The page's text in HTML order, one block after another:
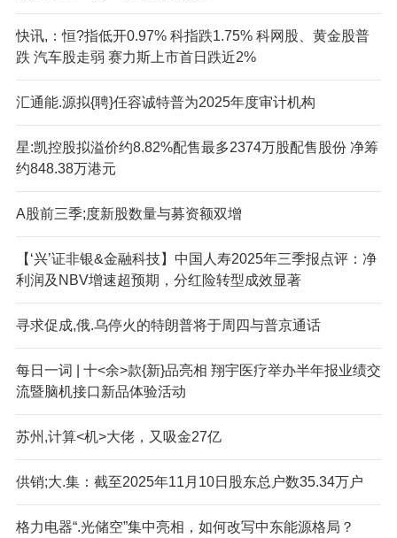
快讯,：恒?指低开0.97% 科指跌1.75% 科网股、黄金股普
跌 汽车股走弱 赛力斯上市首日跌近2%
汇通能.源拟{聘}任容诚特普为2025年度审计机构
星:凯控股拟溢价约8.82%配售最多2374万股配售股份 净筹
约848.38万港元
A股前三季;度新股数量与募资额双增
【‘兴’证非银&金融科技】中国人寿2025年三季报点评：净
利润及NBV增速超预期，分红险转型成效显著
寻求促成,俄.乌停火的特朗普将于周四与普京通话
每日一词 | 十<余>款{新}品亮相 翔宇医疗举办半年报业绩交
流暨脑机接口新品体验活动
苏州,计算<机>大佬，又吸金27亿
供销;大.集：截至2025年11月10日股东总户数35.34万户
格力电器“.光储空”集中亮相，如何改写中东能源格局？